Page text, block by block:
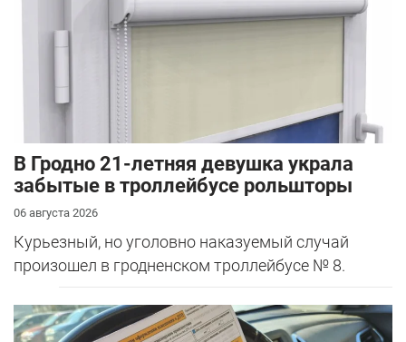
В Гродно 21-летняя девушка украла
забытые в троллейбусе рольшторы
06 августа 2026
Курьезный, но уголовно наказуемый случай
произошел в гродненском троллейбусе № 8.